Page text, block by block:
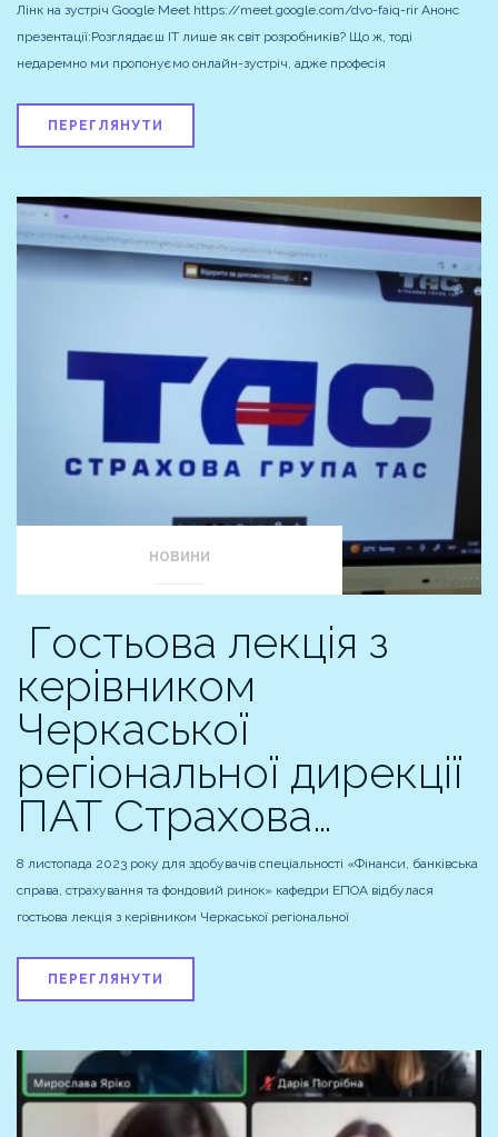
Лінк на зустріч Google Meet https://meet.google.com/dvo-faiq-rir Анонс
презентації:Розглядаєш ІТ лише як світ розробників? Що ж, тоді
недаремно ми пропонуємо онлайн-зустріч, адже професія
ПЕРЕГЛЯНУТИ
НОВИНИ
Гостьова лекція з
керівником
Черкаської
регіональної дирекції
ПАТ Страхова…
8 листопада 2023 року для здобувачів спеціальності «Фінанси, банківська
справа, страхування та фондовий ринок» кафедри ЕПОА відбулася
гостьова лекція з керівником Черкаської регіональної
ПЕРЕГЛЯНУТИ